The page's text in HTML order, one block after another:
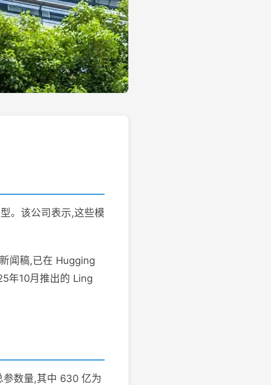
。该公司表示,这些模
闻稿,已在 Hugging
年10月推出的 Ling
数量,其中 630 亿为